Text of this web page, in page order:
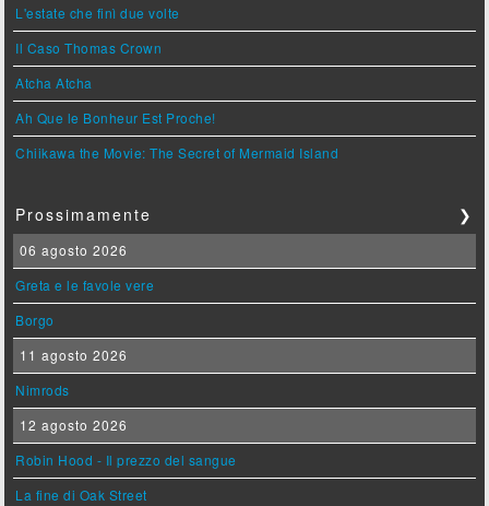
L'estate che finì due volte
Il Caso Thomas Crown
Atcha Atcha
Ah Que le Bonheur Est Proche!
Chiikawa the Movie: The Secret of Mermaid Island
Prossimamente ❯
06 agosto 2026
Greta e le favole vere
Borgo
11 agosto 2026
Nimrods
12 agosto 2026
Robin Hood - Il prezzo del sangue
La fine di Oak Street